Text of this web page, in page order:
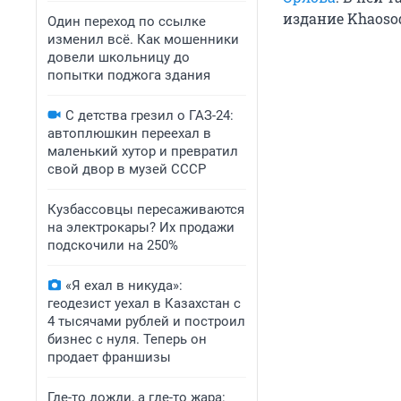
Один переход по ссылке
изменил всё. Как мошенники
довели школьницу до
попытки поджога здания
С детства грезил о ГАЗ-24:
автоплюшкин переехал в
маленький хутор и превратил
свой двор в музей СССР
Кузбассовцы пересаживаются
на электрокары? Их продажи
подскочили на 250%
«Я ехал в никуда»:
геодезист уехал в Казахстан с
4 тысячами рублей и построил
бизнес с нуля. Теперь он
продает франшизы
Где-то дожди, а где-то жара:
издание